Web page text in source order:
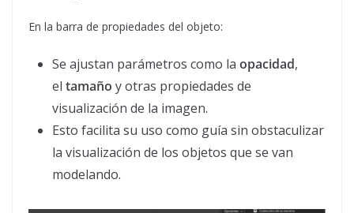
En la barra de propiedades del objeto:
Se ajustan parámetros como la opacidad,
el tamaño y otras propiedades de
visualización de la imagen.
Esto facilita su uso como guía sin obstaculizar
la visualización de los objetos que se van
modelando.